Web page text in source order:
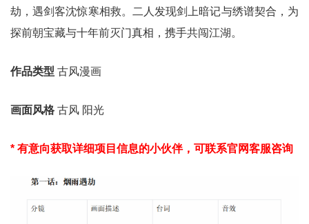
劫，遇剑客沈惊寒相救。二人发现剑上暗记与绣谱契合，为
探前朝宝藏与十年前灭门真相，携手共闯江湖。
作品类型 古风漫画
画面风格 古风 阳光
* 有意向获取详细项目信息的小伙伴，可联系官网客服咨询